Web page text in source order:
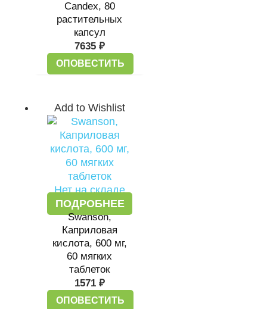
Candex, 80
растительных
капсул
7635 ₽
ОПОВЕСТИТЬ
Add to Wishlist
Нет на складе
ПОДРОБНЕЕ
Swanson,
Каприловая
кислота, 600 мг,
60 мягких
таблеток
1571 ₽
ОПОВЕСТИТЬ